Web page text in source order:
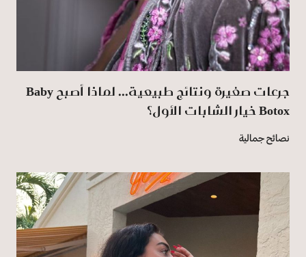
جرعات صغيرة ونتائج طبيعية... لماذا أصبح Baby
Botox خيار الشابات الأول؟
نصائح جمالية